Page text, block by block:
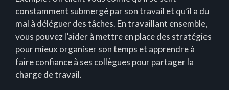
constamment submergé par son travail et qu’il a du
mal à déléguer des tâches. En travaillant ensemble,
vous pouvez l’aider à mettre en place des stratégies
pour mieux organiser son temps et apprendre à
faire confiance à ses collègues pour partager la
charge de travail.